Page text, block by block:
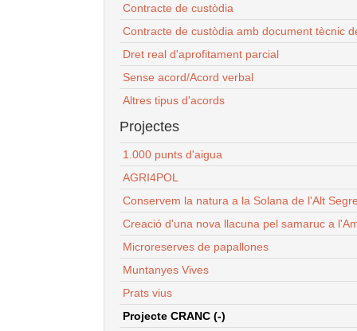
Contracte de custòdia
Contracte de custòdia amb document tècnic
Dret real d'aprofitament parcial
Sense acord/Acord verbal
Altres tipus d'acords
Projectes
1.000 punts d'aigua
AGRI4POL
Conservem la natura a la Solana de l'Alt
Creació d'una nova llacuna pel samaruc a
Microreserves de papallones
Muntanyes Vives
Prats vius
Projecte CRANC (-)